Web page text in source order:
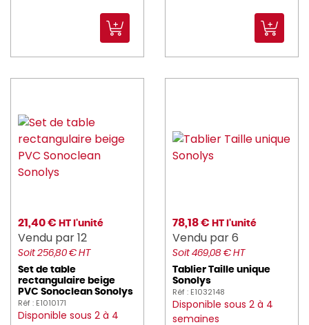
21,40 € HT l'unité
Vendu par 12
Soit 256,80 € HT
Set de table
rectangulaire beige
PVC Sonoclean Sonolys
Réf : E1010171
Disponible sous 2 à 4
78,18 € HT l'unité
Vendu par 6
Soit 469,08 € HT
Tablier Taille unique
Sonolys
Réf : E1032148
Disponible sous 2 à 4
semaines